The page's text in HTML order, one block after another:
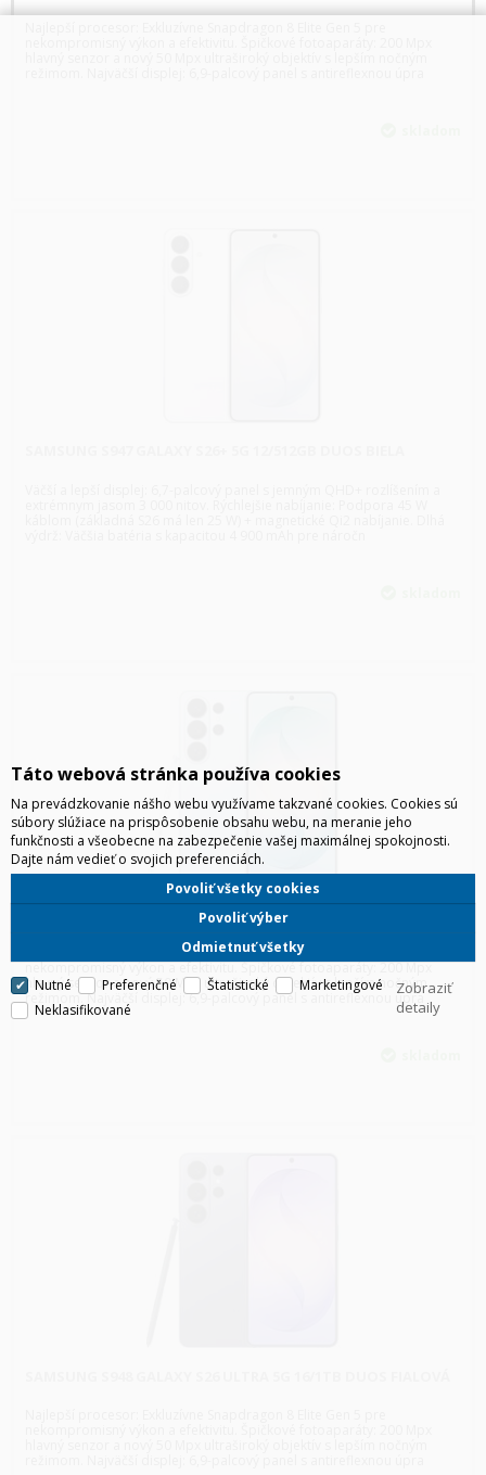
SAMSUNG S948 GALAXY S26 ULTRA 5G 16/1TB DUOS MODRÁ
Najlepší procesor: Exkluzívne Snapdragon 8 Elite Gen 5 pre
nekompromisný výkon a efektivitu. Špičkové fotoaparáty: 200 Mpx
hlavný senzor a nový 50 Mpx ultraširoký objektív s lepším nočným
režimom. Najväčší displej: 6,9-palcový panel s antireflexnou úpra
Táto webová stránka používa cookies
Na prevádzkovanie nášho webu využívame takzvané cookies. Cookies sú
súbory slúžiace na prispôsobenie obsahu webu, na meranie jeho
funkčnosti a všeobecne na zabezpečenie vašej maximálnej spokojnosti.
Dajte nám vedieť o svojich preferenciách.
Odmietnuť všetky
Povoliť výber
Povoliť všetky cookies
Nutné Preferenčné Štatistické
Marketingové
Neklasifikované
Zobraziť
detaily